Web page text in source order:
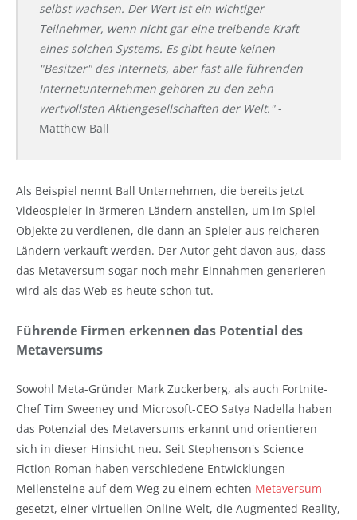
selbst wachsen. Der Wert ist ein wichtiger
Teilnehmer, wenn nicht gar eine treibende Kraft
eines solchen Systems. Es gibt heute keinen
"Besitzer" des Internets, aber fast alle führenden
Internetunternehmen gehören zu den zehn
wertvollsten Aktiengesellschaften der Welt."-
Matthew Ball
Als Beispiel nennt Ball Unternehmen, die bereits jetzt
Videospieler in ärmeren Ländern anstellen, um im Spiel
Objekte zu verdienen, die dann an Spieler aus reicheren
Ländern verkauft werden. Der Autor geht davon aus, dass
das Metaversum sogar noch mehr Einnahmen generieren
wird als das Web es heute schon tut.
Führende Firmen erkennen das Potential des
Metaversums
Sowohl Meta-Gründer Mark Zuckerberg, als auch Fortnite-
Chef Tim Sweeney und Microsoft-CEO Satya Nadella haben
das Potenzial des Metaversums erkannt und orientieren
sich in dieser Hinsicht neu. Seit Stephenson's Science
Fiction Roman haben verschiedene Entwicklungen
Meilensteine auf dem Weg zu einem echten Metaversum
gesetzt, einer virtuellen Online-Welt, die Augmented Reality,